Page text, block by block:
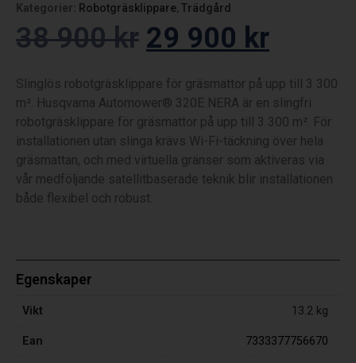
Kategorier:
Robotgräsklippare, Trädgård
38 900kr 29 900 kr
Slinglös robotgräsklippare för gräsmattor på upp till 3 300
m². Husqvarna Automower® 320E NERA är en slingfri
robotgräsklippare för gräsmattor på upp till 3 300 m². För
installationen utan slinga krävs Wi-Fi-täckning över hela
gräsmattan, och med virtuella gränser som aktiveras via
vår medföljande satellitbaserade teknik blir installationen
både flexibel och robust.
Egenskaper
Vikt 13.2 kg
Ean 7333377756670